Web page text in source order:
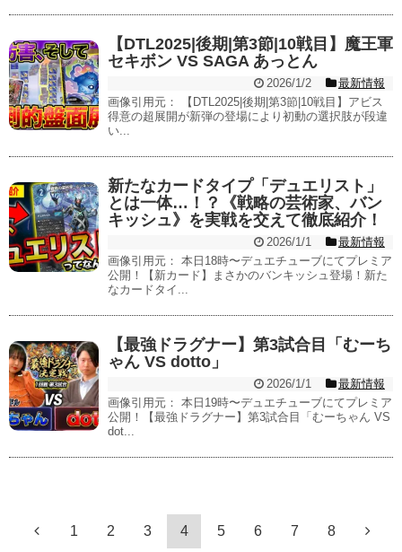
【DTL2025|後期|第3節|10戦目】魔王軍
セキボン VS SAGA あっとん
2026/1/2
最新情報
画像引用元： 【DTL2025|後期|第3節|10戦目】アビス
得意の超展開が新弾の登場により初動の選択肢が段違
い...
新たなカードタイプ「デュエリスト」
とは一体…！？《戦略の芸術家、バン
キッシュ》を実戦を交えて徹底紹介！
2026/1/1
最新情報
画像引用元： 本日18時〜デュエチューブにてプレミア
公開！【新カード】まさかのバンキッシュ登場！新た
なカードタイ...
【最強ドラグナー】第3試合目「むーち
ゃん VS dotto」
2026/1/1
最新情報
画像引用元： 本日19時〜デュエチューブにてプレミア
公開！【最強ドラグナー】第3試合目「むーちゃん VS
dot...
1 2 3 4 5 6 7 8